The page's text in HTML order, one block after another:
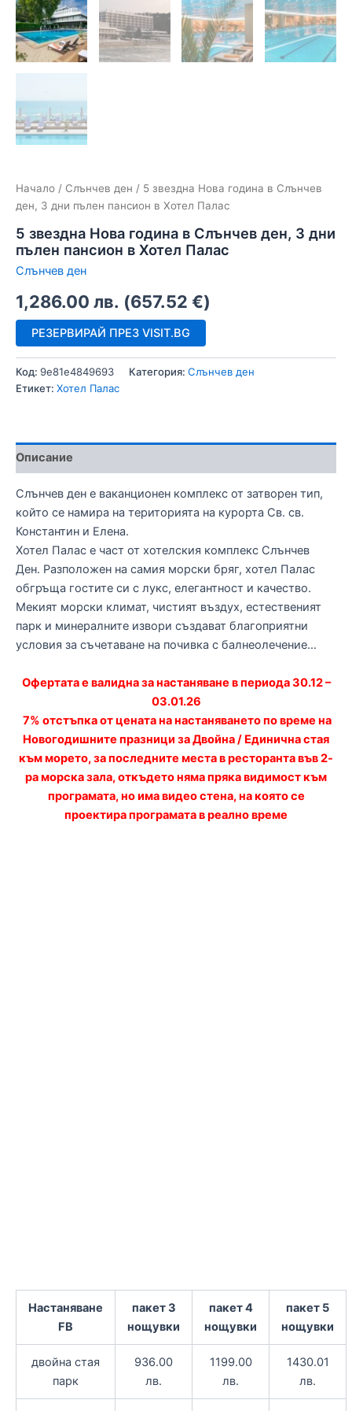
Начало / Слънчев ден / 5 звездна Нова година в Слънчев
ден, 3 дни пълен пансион в Хотел Палас
5 звездна Нова година в Слънчев ден, 3 дни
пълен пансион в Хотел Палас
Слънчев ден
1,286.00 лв. (657.52 €)
РЕЗЕРВИРАЙ ПРЕЗ VISIT.BG
Код: 9e81e4849693 Категория: Слънчев ден
Етикет: Хотел Палас
Описание
Слънчев ден е ваканционен комплекс от затворен тип,
който се намира на територията на курорта Св. св.
Константин и Елена.
Хотел Палас е част от хотелския комплекс Слънчев
Ден. Разположен на самия морски бряг, хотел Палас
обгръща гостите си с лукс, елегантност и качество.
Мекият морски климат, чистият въздух, естественият
парк и минералните извори създават благоприятни
условия за съчетаване на почивка с балнеолечение…
Офертата е валидна за настаняване в периода 30.12 –
03.01.26
7% отстъпка от цената на настаняването по време на
Новогодишните празници за Двойна / Единична стая
към морето, за последните места в ресторанта във 2-
ра морска зала, откъдето няма пряка видимост към
програмата, но има видео стена, на която се
проектира програмата в реално време
Настаняване
FB
пакет 3
нощувки
пакет 4
нощувки
пакет 5
нощувки
двойна стая
парк
936.00
лв.
1199.00
лв.
1430.01
лв.